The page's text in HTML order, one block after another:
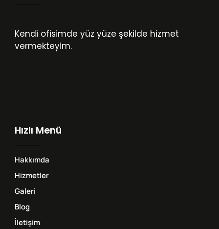
Kendi ofisimde yüz yüze şekilde hizmet
vermekteyim.
Hızlı Menü
Hakkımda
Hizmetler
Galeri
Blog
İletişim